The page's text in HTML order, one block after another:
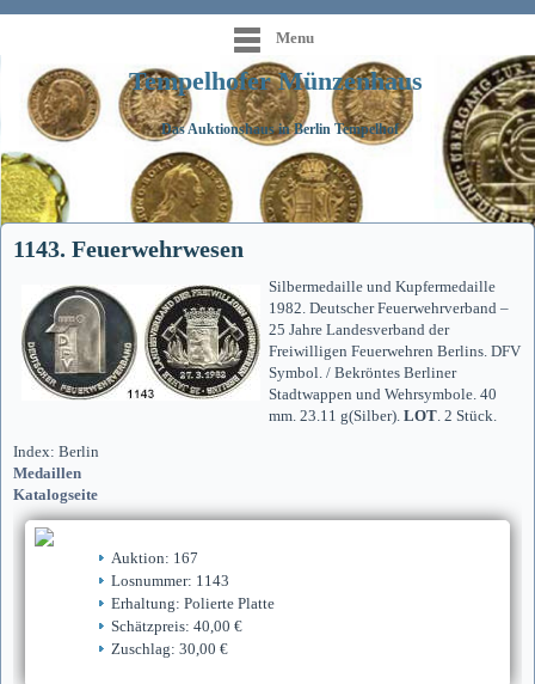
Menu
Tempelhofer Münzenhaus
Das Auktionshaus in Berlin Tempelhof
1143. Feuerwehrwesen
Silbermedaille und Kupfermedaille
1982. Deutscher Feuerwehrverband –
25 Jahre Landesverband der
Freiwilligen Feuerwehren Berlins. DFV
Symbol. / Bekröntes Berliner
Stadtwappen und Wehrsymbole. 40
mm. 23.11 g(Silber). LOT. 2 Stück.
Index: Berlin
Medaillen
Katalogseite
Auktion: 167
Losnummer: 1143
Erhaltung: Polierte Platte
Schätzpreis: 40,00 €
Zuschlag: 30,00 €